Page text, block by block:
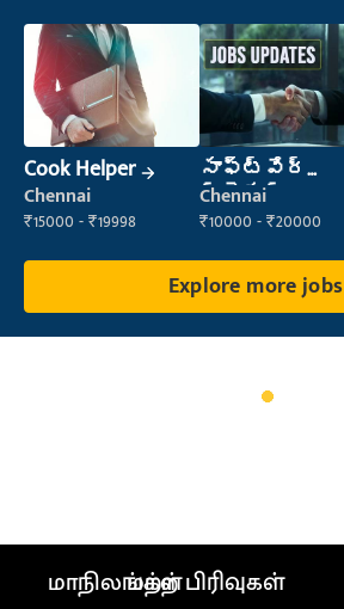
Cook Helper
Chennai
₹15000 - ₹19998
సాఫ్ట్‌వేర్
ట్రైనర్
Chennai
₹10000 - ₹20000
Explore more jobs
மாநிலங்கள்மற்ற பிரிவுகள்